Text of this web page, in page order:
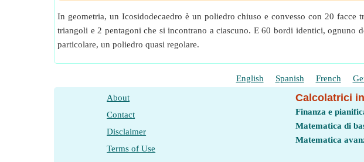
In geometria, un Icosidodecaedro è un poliedro chiuso e convesso con 20
triangoli e 2 pentagoni che si incontrano a ciascuno. E 60 bordi identici,
particolare, un poliedro quasi regolare.
English Spanish French
About
Contact
Disclaimer
Terms of Use
Calcolatrici
Finanza e
Matematica di
Matematica